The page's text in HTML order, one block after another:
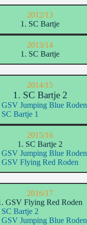
2012/13
1. SC Bartje
2013/14
1. SC Bartje
2014/15
1. SC Bartje 2
GSV Jumping Blue Roden
Bartje 1
2015/16
1. SC Bartje 2
GSV Jumping Blue Roden
GSV Flying Red Roden
2016/17
GSV Flying Red Roden
SC Bartje 2
GSV Jumping Blue Roden